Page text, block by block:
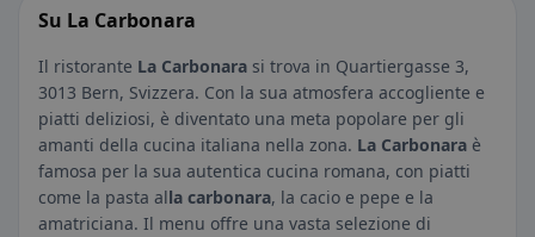
Su La Carbonara
Il ristorante La Carbonara si trova in Quartiergasse 3,
3013 Bern, Svizzera. Con la sua atmosfera accogliente e
piatti deliziosi, è diventato una meta popolare per gli
amanti della cucina italiana nella zona. La Carbonara è
famosa per la sua autentica cucina romana, con piatti
come la pasta alla carbonara, la cacio e pepe e la
amatriciana. Il menu offre una vasta selezione di